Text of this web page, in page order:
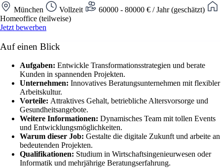
München Vollzeit
60000 - 80000 € / Jahr (geschätzt)
Homeoffice (teilweise)
Jetzt bewerben
Auf einen Blick
Aufgaben: Entwickle Transformationsstrategien und berate
Kunden in spannenden Projekten.
Unternehmen: Innovatives Beratungsunternehmen mit flexibler
Arbeitskultur.
Vorteile: Attraktives Gehalt, betriebliche Altersvorsorge und
Gesundheitsangebote.
Weitere Informationen: Dynamisches Team mit tollen Events
und Entwicklungsmöglichkeiten.
Warum dieser Job: Gestalte die digitale Zukunft und arbeite an
bedeutenden Projekten.
Qualifikationen: Studium in Wirtschaftsingenieurwesen oder
Informatik und mehrjährige Beratungserfahrung.